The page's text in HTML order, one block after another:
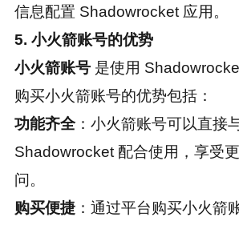
信息配置 Shadowrocket 应用。
5. 小火箭账号的优势
小火箭账号是使用
购买小火箭账号的优势包括：
功能齐全：小火箭账号可以直接
Shadowrocket 配合使用，享受
问。
购买便捷：通过平台购买小火箭